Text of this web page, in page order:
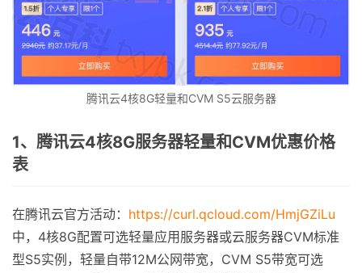
腾讯云4核8G轻量和CVM S5云服务器
1、腾讯云4核8G服务器轻量和CVM优惠价格
表
在腾讯云官方活动： https://curl.qcloud.com/HmjGZiLu
中，4核8G配置可选轻量应用服务器或云服务器CVM标准
型S5实例，轻量自带12M公网带宽，CVM S5带宽可选